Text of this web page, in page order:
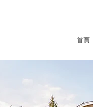
首頁